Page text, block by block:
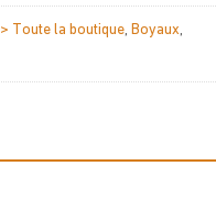
> Toute la boutique, Boyaux,